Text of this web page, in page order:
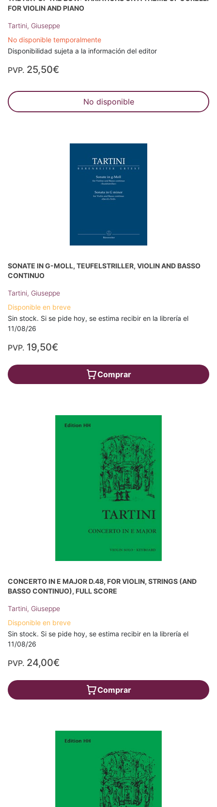
FOR VIOLIN AND PIANO
Tartini, Giuseppe
No disponible temporalmente
Disponibilidad sujeta a la información del editor
PVP. 25,50€
No disponible
SONATE IN G-MOLL, TEUFELSTRILLER, VIOLIN AND BASSO
CONTINUO
Tartini, Giuseppe
Disponible en breve
Sin stock. Si se pide hoy, se estima recibir en la librería el
11/08/26
PVP. 19,50€
Comprar
CONCERTO IN E MAJOR D.48, FOR VIOLIN, STRINGS (AND
BASSO CONTINUO), FULL SCORE
Tartini, Giuseppe
Disponible en breve
Sin stock. Si se pide hoy, se estima recibir en la librería el
11/08/26
PVP. 24,00€
Comprar